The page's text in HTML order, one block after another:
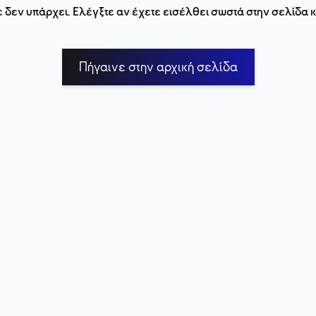
δεν υπάρχει. Ελέγξτε αν έχετε εισέλθει σωστά στην σελίδα
Πήγαινε στην αρχική σελίδα